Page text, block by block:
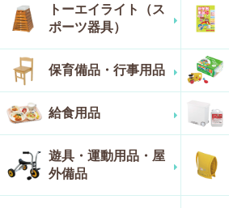
トーエイライト（ス
ポーツ器具）
保育備品・行事用品
給食用品
遊具・運動用品・屋
外備品